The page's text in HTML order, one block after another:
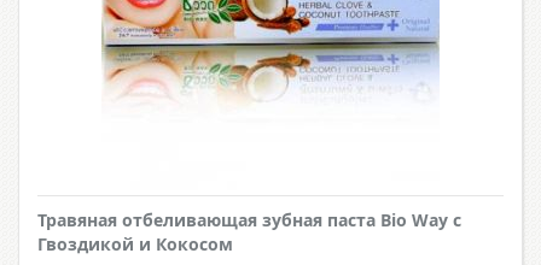
Травяная отбеливающая зубная паста Bio Way с
Гвоздикой и Кокосом